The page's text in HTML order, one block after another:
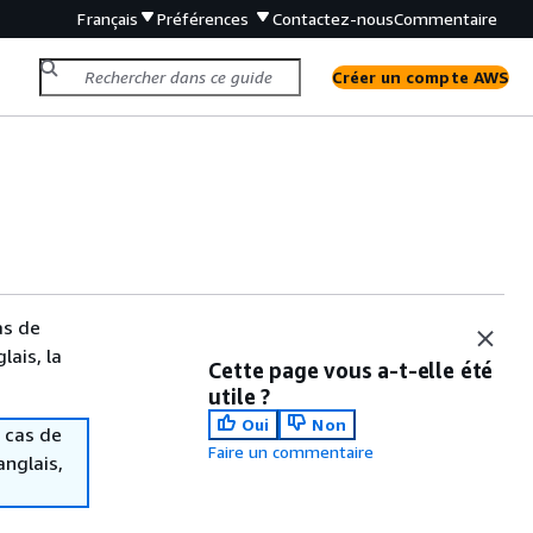
Français Préférences Contactez-nousCommentaire
Créer un compte AWS
de
la
de
Cette page vous a-t-elle été
utile ?
Oui
Non
Faire un commentaire